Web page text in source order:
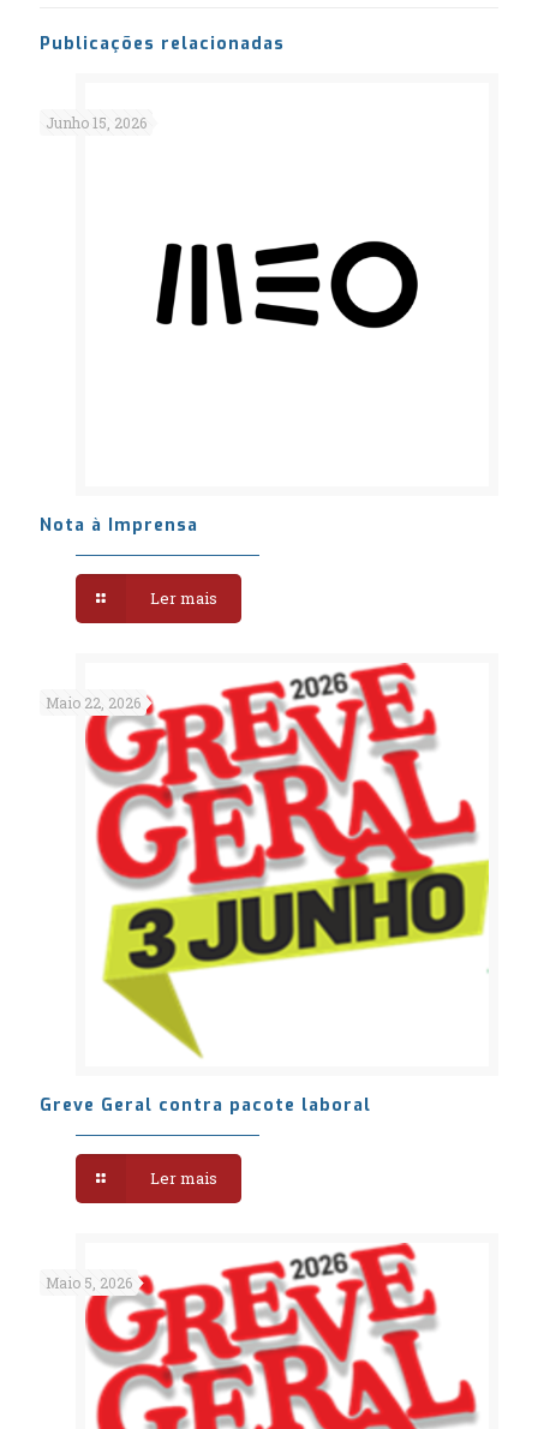
Publicações relacionadas
Junho 15, 2026
Nota à Imprensa
Ler mais
Maio 22, 2026
Greve Geral contra pacote laboral
Ler mais
Maio 5, 2026